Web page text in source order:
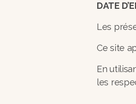
DATE
Les
Ce site
En
les